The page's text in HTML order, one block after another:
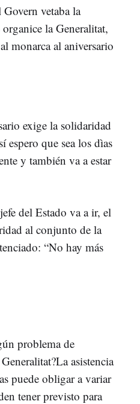
vetaba la
la Generalitat,
monarca al aniversario
exige la solidaridad
espero que sea los dìas
y también va a estar
del Estado va a ir, el
al conjunto de la
“No hay más
problema de
asistencia
puede obligar a variar
tener previsto para